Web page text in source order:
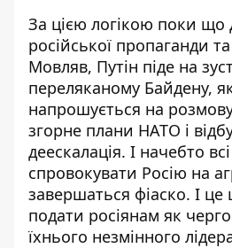
За цією логікою поки що
російської пропаганди
Мовляв, Путін піде на
переляканому Байдену,
напрошується на
згорне плани НАТО і
деескалація. І начебто
спровокувати Росію на
завершаться фіаско. І
подати росіянам як
їхнього незмінного